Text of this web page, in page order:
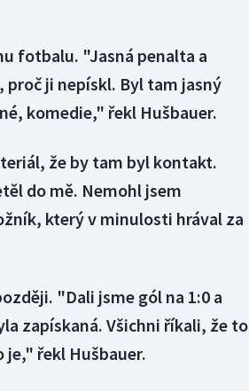
fotbalu. "Jasná penalta a
proč ji nepískl. Byl tam jasný
komedie," řekl Hušbauer.
že by tam byl kontakt.
do mě. Nemohl jsem
který v minulosti hrával za
"Dali jsme gól na 1:0 a
zapískaná. Všichni říkali, že to
je," řekl Hušbauer.